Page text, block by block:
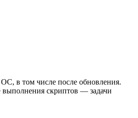
в том числе после обновления.
выполнения скриптов — задачи